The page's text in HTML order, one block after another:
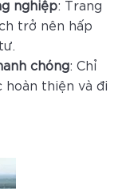
nghiệp: Trang
trở nên hấp
chóng: Chỉ
hoàn thiện và đi